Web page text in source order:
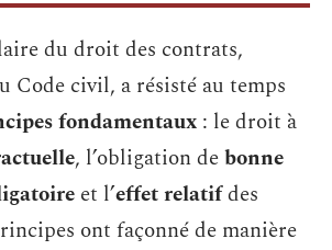
du droit des contrats,
Code civil, a résisté au temps
fondamentaux : le droit à
, l’obligation debonne
et l’effet relatifdes
ont façonné de manière